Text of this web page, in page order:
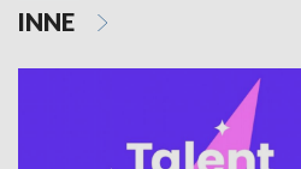
INNE